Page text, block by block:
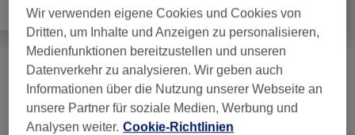
Alle Nägel
Gesichtsbehandlungen ( 8 ab 65 €
Augenbrauen Formen & Design (2 )
Wir verwenden eigene Cookies und Cookies von
Dritten, um Inhalte und Anzeigen zu personalisieren,
Medienfunktionen bereitzustellen und unseren
Datenverkehr zu analysieren. Wir geben auch
Informationen über die Nutzung unserer Webseite an
unsere Partner für soziale Medien, Werbung und
Analysen weiter. Cookie-Richtlinien